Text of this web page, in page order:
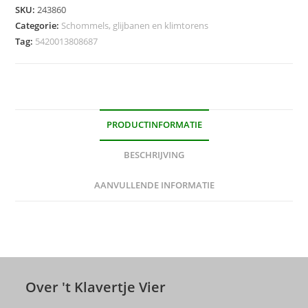
SKU:243860
Categorie: Schommels, glijbanen en klimtorens
Tag: 5420013808687
PRODUCTINFORMATIE
BESCHRIJVING
AANVULLENDE INFORMATIE
Over 't Klavertje Vier